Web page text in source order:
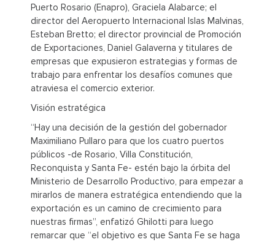
Puerto Rosario (Enapro), Graciela Alabarce; el
director del Aeropuerto Internacional Islas Malvinas,
Esteban Bretto; el director provincial de Promoción
de Exportaciones, Daniel Galaverna y titulares de
empresas que expusieron estrategias y formas de
trabajo para enfrentar los desafíos comunes que
atraviesa el comercio exterior.
Visión estratégica
“Hay una decisión de la gestión del gobernador
Maximiliano Pullaro para que los cuatro puertos
públicos -de Rosario, Villa Constitución,
Reconquista y Santa Fe- estén bajo la órbita del
Ministerio de Desarrollo Productivo, para empezar a
mirarlos de manera estratégica entendiendo que la
exportación es un camino de crecimiento para
nuestras firmas”, enfatizó Ghilotti para luego
remarcar que “el objetivo es que Santa Fe se haga